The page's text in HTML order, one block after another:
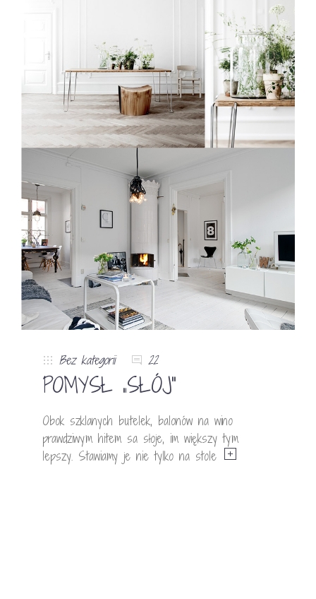
Bez kategorii 22
POMYSŁ „SŁÓJ”
Obok szklanych butelek, balonów na wino
prawdziwym hitem sa słoje, im większy tym
lepszy. Stawiamy je nie tylko na stole